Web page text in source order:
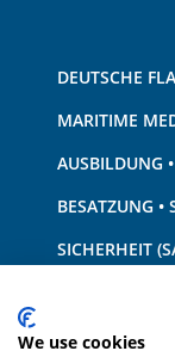
DEUTSCHE
MARITIME
AUSBILDUNG
BESATZUNG •
SICHERHEIT
SCHIFF •
We use cookies